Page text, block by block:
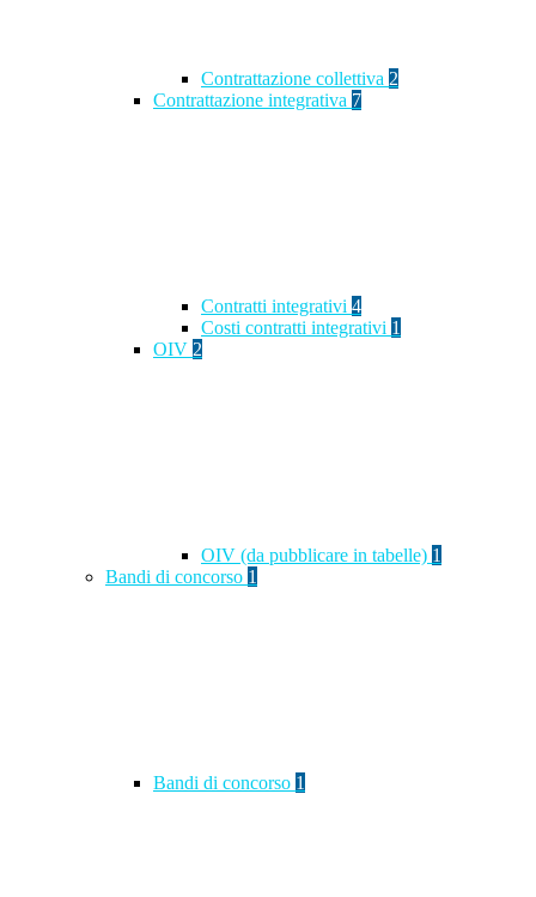
Contrattazione collettiva 2
Contrattazione integrativa 7
Contratti integrativi 4
Costi contratti integrativi 1
OIV 2
OIV (da pubblicare in tabelle) 1
Bandi di concorso 1
Bandi di concorso 1